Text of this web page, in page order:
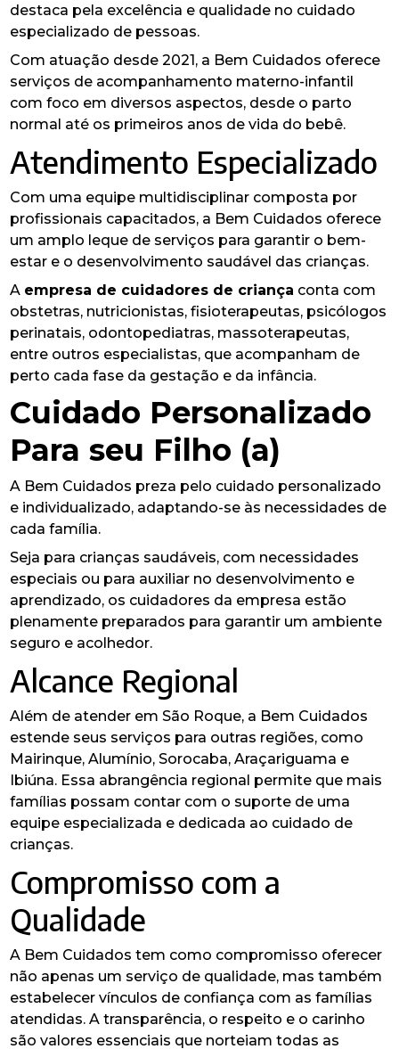
destaca pela excelência e qualidade no cuidado
especializado de pessoas.
Com atuação desde 2021, a Bem Cuidados oferece
serviços de acompanhamento materno-infantil
com foco em diversos aspectos, desde o parto
normal até os primeiros anos de vida do bebê.
Atendimento Especializado
Com uma equipe multidisciplinar composta por
profissionais capacitados, a Bem Cuidados oferece
um amplo leque de serviços para garantir o bem-
estar e o desenvolvimento saudável das crianças.
A empresa de cuidadores de criança conta com
obstetras, nutricionistas, fisioterapeutas, psicólogos
perinatais, odontopediatras, massoterapeutas,
entre outros especialistas, que acompanham de
perto cada fase da gestação e da infância.
Cuidado Personalizado
Para seu Filho (a)
A Bem Cuidados preza pelo cuidado personalizado
e individualizado, adaptando-se às necessidades de
cada família.
Seja para crianças saudáveis, com necessidades
especiais ou para auxiliar no desenvolvimento e
aprendizado, os cuidadores da empresa estão
plenamente preparados para garantir um ambiente
seguro e acolhedor.
Alcance Regional
Além de atender em São Roque, a Bem Cuidados
estende seus serviços para outras regiões, como
Mairinque, Alumínio, Sorocaba, Araçariguama e
Ibiúna. Essa abrangência regional permite que mais
famílias possam contar com o suporte de uma
equipe especializada e dedicada ao cuidado de
crianças.
Compromisso com a
Qualidade
A Bem Cuidados tem como compromisso oferecer
não apenas um serviço de qualidade, mas também
estabelecer vínculos de confiança com as famílias
atendidas. A transparência, o respeito e o carinho
são valores essenciais que norteiam todas as